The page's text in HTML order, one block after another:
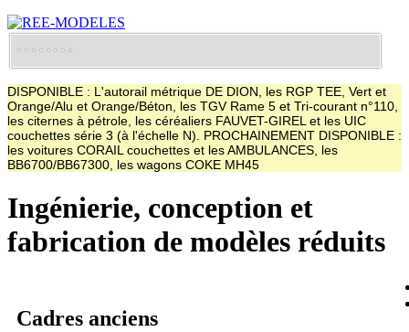
DISPONIBLE : L'autorail métrique DE DION, les RGP TEE, Vert et
Orange/Alu et Orange/Béton, les TGV Rame 5 et Tri-courant n°110,
les citernes à pétrole, les céréaliers FAUVET-GIREL et les UIC
couchettes série 3 (à l'échelle N). PROCHAINEMENT DISPONIBLE :
les voitures CORAIL couchettes et les AMBULANCES, les
BB6700/BB67300, les wagons COKE MH45
Ingénierie, conception et
fabrication de modèles réduits
Cadres anciens